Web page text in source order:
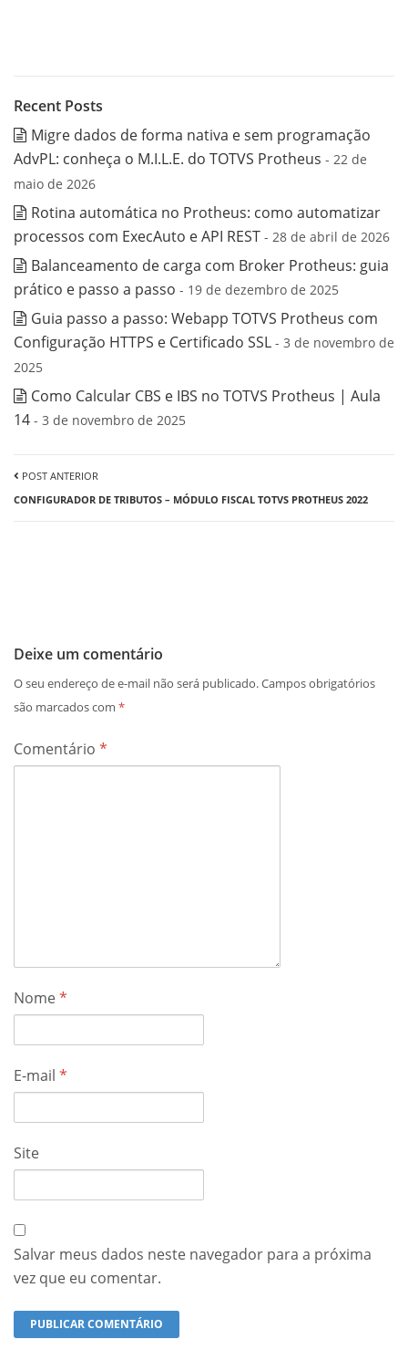
Recent Posts
Migre dados de forma nativa e sem programação
AdvPL: conheça o M.I.L.E. do TOTVS Protheus - 22 de
maio de 2026
Rotina automática no Protheus: como automatizar
processos com ExecAuto e API REST - 28 de abril de 2026
Balanceamento de carga com Broker Protheus: guia
prático e passo a passo - 19 de dezembro de 2025
Guia passo a passo: Webapp TOTVS Protheus com
Configuração HTTPS e Certificado SSL - 3 de novembro de
2025
Como Calcular CBS e IBS no TOTVS Protheus | Aula
14 - 3 de novembro de 2025
POST ANTERIOR
CONFIGURADOR DE TRIBUTOS – MÓDULO FISCAL TOTVS PROTHEUS 2022
Deixe um comentário
O seu endereço de e-mail não será publicado.Campos obrigatórios
são marcados com *
Comentário *
Nome*
E-mail *
Site
Salvar meus dados neste navegador para a próxima
vez que eu comentar.